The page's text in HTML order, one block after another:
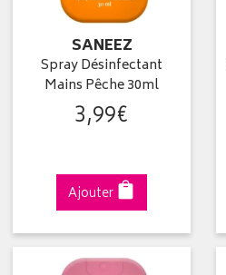
SANEEZ
Spray Désinfectant
Mains Pêche 30ml
3,99€
Ajouter